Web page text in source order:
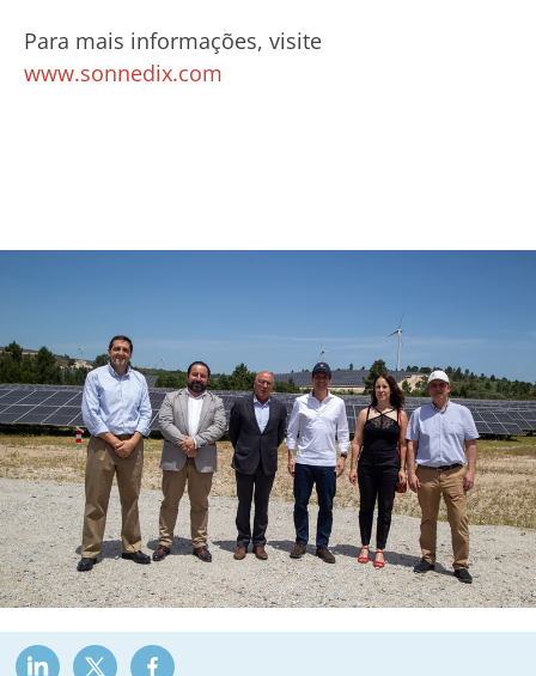
Para mais informações, visite
www.sonnedix.com